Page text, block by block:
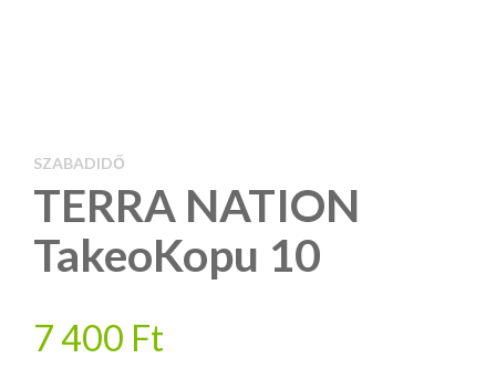
SZABADIDŐ
TERRA NATION
TakeoKopu 10
7 400 Ft